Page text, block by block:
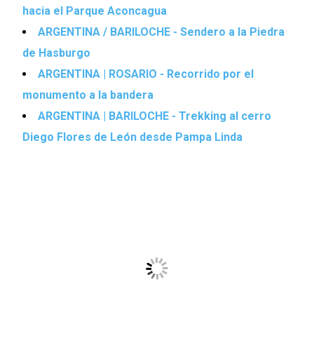
hacia el Parque Aconcagua
ARGENTINA / BARILOCHE - Sendero a la Piedra
de Hasburgo
ARGENTINA | ROSARIO - Recorrido por el
monumento a la bandera
ARGENTINA | BARILOCHE - Trekking al cerro
Diego Flores de León desde Pampa Linda